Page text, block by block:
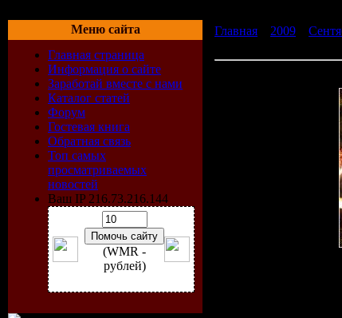
Меню сайта
Главная страница
Информация о сайте
Заработай вместе с нами
Каталог статей
Форум
Гостевая книга
Обратная связь
Топ самых
просматриваемых
новостей
Ваш IP 216.73.216.144
(WMR -
рублей)
Главная 2009